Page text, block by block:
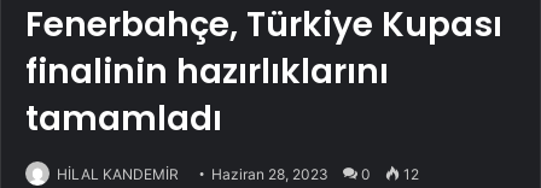
Fenerbahçe, Türkiye Kupası
finalinin hazırlıklarını
tamamladı
HİLAL KANDEMİR Haziran 28, 2023 0 12